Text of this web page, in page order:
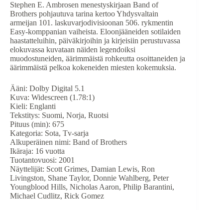
Stephen E. Ambrosen menestyskirjaan Band of
Brothers pohjautuva tarina kertoo Yhdysvaltain
armeijan 101. laskuvarjodivisioonan 506. rykmentin
Easy-komppanian vaiheista. Eloonjääneiden sotilaiden
haastatteluihin, päiväkirjoihin ja kirjeisiin perustuvassa
elokuvassa kuvataan näiden legendoiksi
muodostuneiden, äärimmäistä rohkeutta osoittaneiden ja
äärimmäistä pelkoa kokeneiden miesten kokemuksia.
Ääni: Dolby Digital 5.1
Kuva: Widescreen (1.78:1)
Kieli: Englanti
Tekstitys: Suomi, Norja, Ruotsi
Pituus (min): 675
Kategoria: Sota, Tv-sarja
Alkuperäinen nimi: Band of Brothers
Ikäraja: 16 vuotta
Tuotantovuosi: 2001
Näyttelijät: Scott Grimes, Damian Lewis, Ron
Livingston, Shane Taylor, Donnie Wahlberg, Peter
Youngblood Hills, Nicholas Aaron, Philip Barantini,
Michael Cudlitz, Rick Gomez